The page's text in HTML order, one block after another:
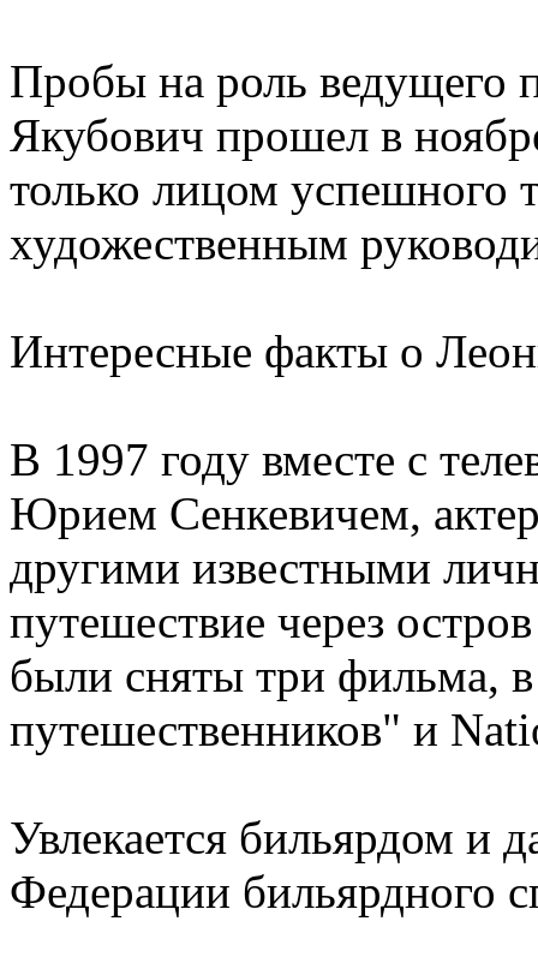
Пробы на роль ведущего
Якубович прошел в
только лицом успешного
художественным
Интересные факты о
В 1997 году вместе с
Юрием Сенкевичем,
другими известными
путешествие через
были сняты три фильма,
путешественников" и
Увлекается бильярдом и
Федерации бильярдного